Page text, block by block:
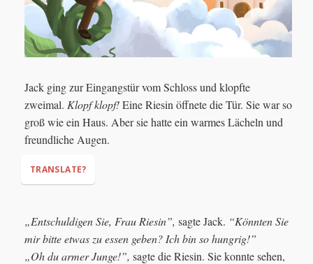
Jack ging zur Eingangstür vom Schloss und klopfte
zweimal. Klopf klopf!Eine Riesin öffnete die Tür. Sie war so
groß wie ein Haus. Aber sie hatte ein warmes Lächeln und
freundliche Augen.
TRANSLATE?
Knock knock!
„Entschuldigen Sie, Frau Riesin”, sagte Jack. “Könnten Sie
mir bitte etwas zu essen geben? Ich bin so hungrig!”
„Oh du armer Junge!”, sagte die Riesin. Sie konnte sehen,